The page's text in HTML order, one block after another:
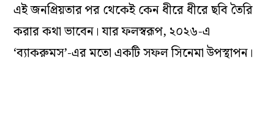
এই জনপ্রিয়তার পর থেকেই কেন ধীরে ধীরে ছবি তৈরি
করার কথা ভাবেন। যার ফলস্বরূপ, ২০২৬-এ
‘ব্যাকরুমস’-এর মতো একটি সফল সিনেমা উপস্থাপন।